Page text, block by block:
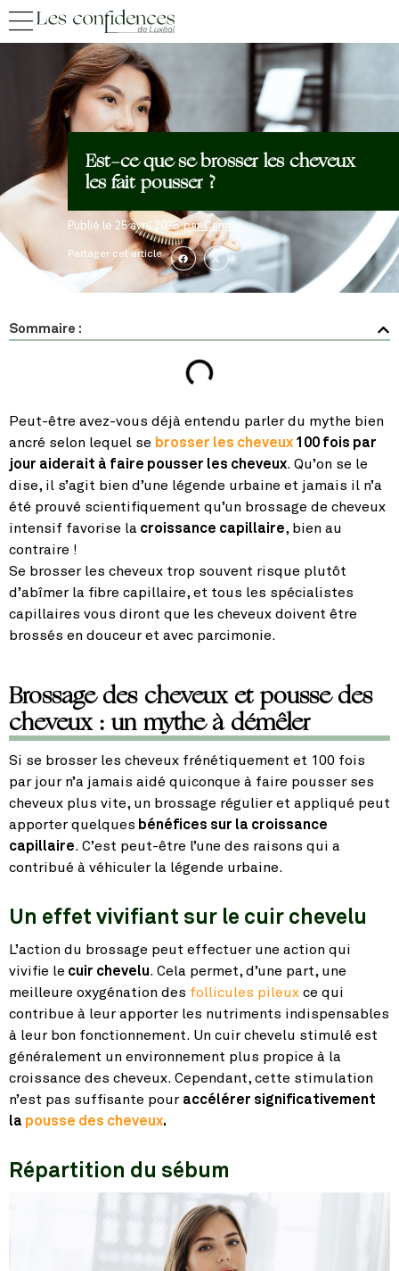
Est-ce que se brosser les cheveux
les fait pousser ?
Publié le 25 avril 2025 par Camille
Partager cet article
Sommaire :
Peut-être avez-vous déjà entendu parler du mythe bien
ancré selon lequel se brosser les cheveux 100 fois par
jour aiderait à faire pousser les cheveux. Qu’on se le
dise, il s’agit bien d’une légende urbaine et jamais il n’a
été prouvé scientifiquement qu’un brossage de cheveux
intensif favorise la croissance capillaire, bien au
contraire !
Se brosser les cheveux trop souvent risque plutôt
d’abîmer la fibre capillaire, et tous les spécialistes
capillaires vous diront que les cheveux doivent être
brossés en douceur et avec parcimonie.
Brossage des cheveux et pousse des
cheveux : un mythe à démêler
Si se brosser les cheveux frénétiquement et 100 fois
par jour n’a jamais aidé quiconque à faire pousser ses
cheveux plus vite, un brossage régulier et appliqué peut
apporter quelques bénéfices sur la croissance
capillaire. C’est peut-être l’une des raisons qui a
contribué à véhiculer la légende urbaine.
Un effet vivifiant sur le cuir chevelu
L’action du brossage peut effectuer une action qui
vivifie le cuir chevelu. Cela permet, d’une part, une
meilleure oxygénation des follicules pileux ce qui
contribue à leur apporter les nutriments indispensables
à leur bon fonctionnement. Un cuir chevelu stimulé est
généralement un environnement plus propice à la
croissance des cheveux. Cependant, cette stimulation
n’est pas suffisante pour accélérer significativement
la pousse des cheveux.
Répartition du sébum